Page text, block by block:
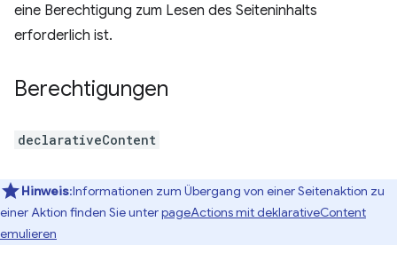
eine Berechtigung zum Lesen des Seiteninhalts
erforderlich ist.
Berechtigungen
declarativeContent
Hinweis:Informationen zum Übergang von einer Seitenaktion zu
einer Aktion finden Sie unterpageActions mit deklarativeContent
emulieren